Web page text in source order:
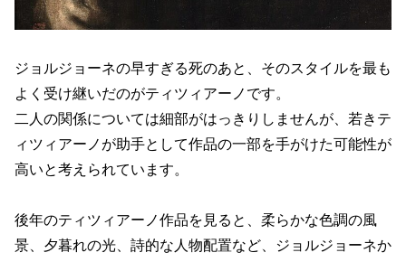
ジョルジョーネの早すぎる死のあと、そのスタイルを最も
よく受け継いだのがティツィアーノです。
二人の関係については細部がはっきりしませんが、若きテ
ィツィアーノが助手として作品の一部を手がけた可能性が
高いと考えられています。
後年のティツィアーノ作品を見ると、柔らかな色調の風
景、夕暮れの光、詩的な人物配置など、ジョルジョーネか